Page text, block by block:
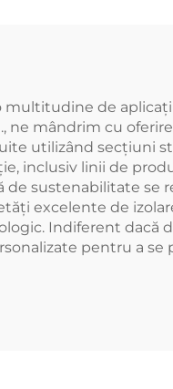
de
ne mândrim cu
utilizând secțiuni
inclusiv linii de
sustenabilitate se
excelente de
Indiferent dacă
pentru a se